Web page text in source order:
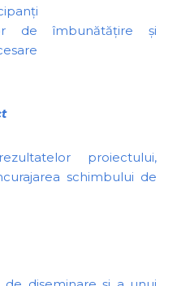
de îmbunătățire și
proiectului,
schimbului de